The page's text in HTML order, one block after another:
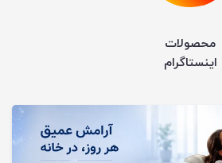
محصولات
اینستاگرام